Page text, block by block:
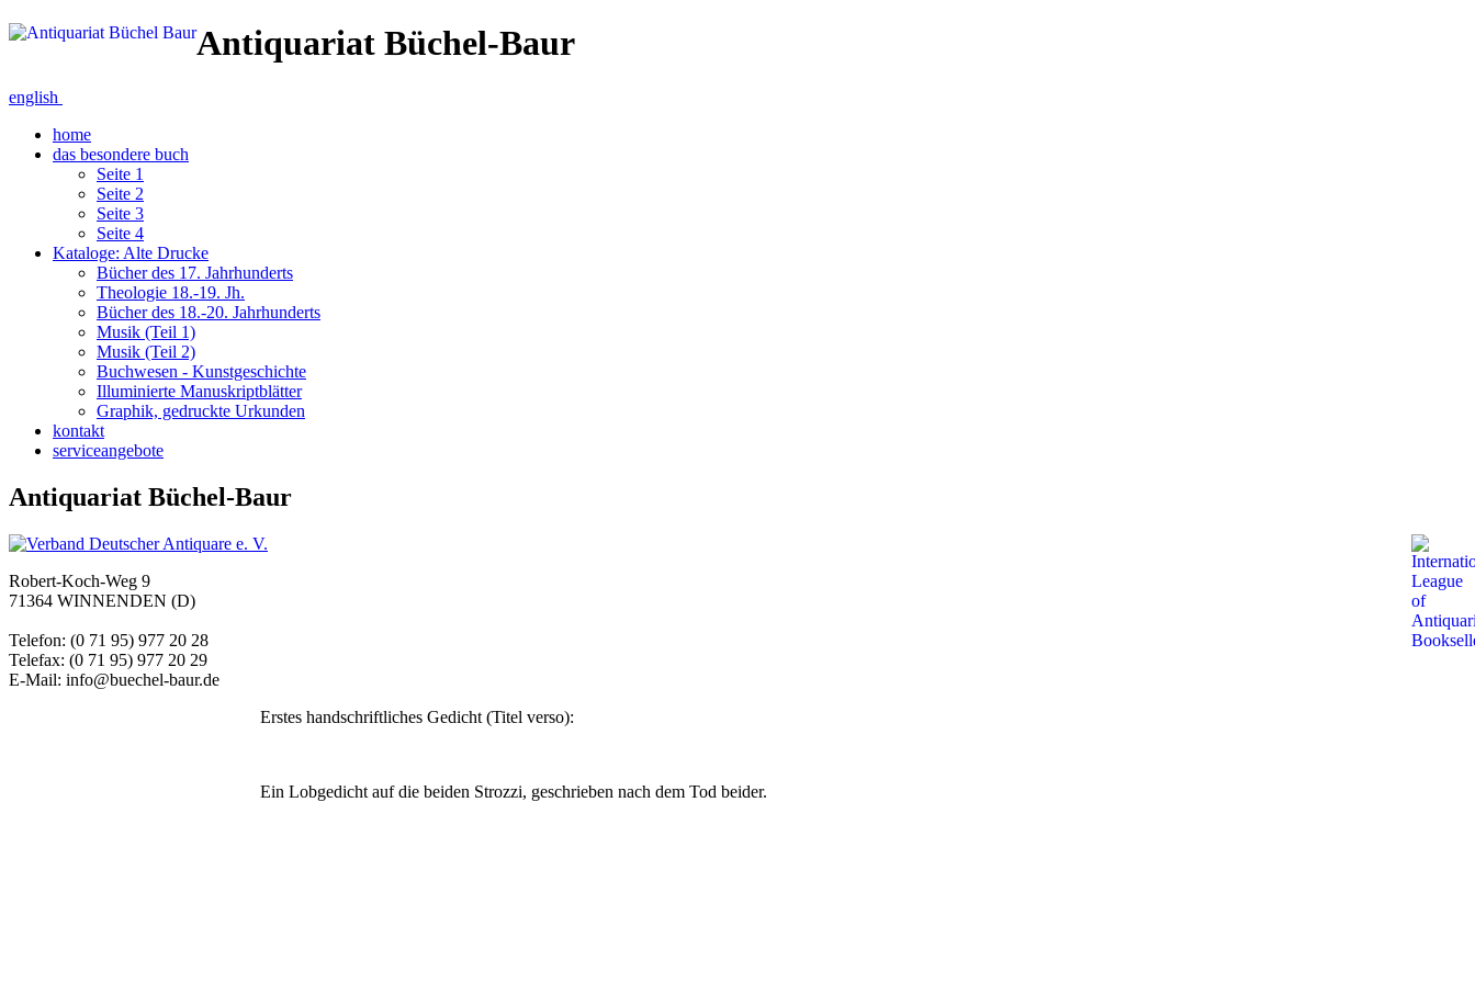
Antiquariat Büchel-Baur
english
home
das besondere buch
Seite 1
Seite 2
Seite 3
Seite 4
Kataloge: Alte Drucke
Bücher des 17. Jahrhunderts
Theologie 18.-19. Jh.
Bücher des 18.-20. Jahrhunderts
Musik (Teil 1)
Musik (Teil 2)
Buchwesen - Kunstgeschichte
Illuminierte Manuskriptblätter
Graphik, gedruckte Urkunden
kontakt
serviceangebote
Antiquariat Büchel-Baur
Robert-Koch-Weg 9
71364 WINNENDEN (D)
Telefon: (0 71 95) 977 20 28
Telefax: (0 71 95) 977 20 29
E-Mail: info@buechel-baur.de
Erstes handschriftliches Gedicht (Titel verso):
Ein Lobgedicht auf die beiden Strozzi, geschrieben nach dem Tod beider.